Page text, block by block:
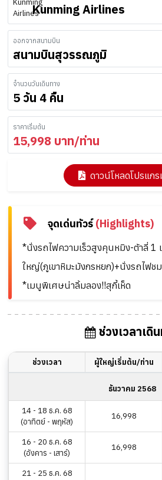
Kunming Airlines
ออกจากสนามบิน
สนามบินสุวรรณภูมิ
จำนวนวันเดินทาง
5 วัน 4 คืน
ราคาเริ่มต้น
15,998 บาท/ท่าน
ดาวน์โหลดโปรแก
จุดเด่นทัวร์(Highlights)
*นั่งรถไฟความเร็วสูงคุนหมิง-ต้าลี่ 1
ใหญ่(ภูเขาหิมะมังกรหยก)+นั่งรถไฟช
*เมนูพิเศษน่าลิ้มลอง!!สุกี้เห็ด
ช่วงเวลาเดิ
ช่วงเวลา ผู้ใหญ่เริ่มต้น/ท่าน
ธันวาคม 2568
14 - 18 ธ.ค. 68
(อาทิตย์ - พฤหัส)
16,998
16 - 20 ธ.ค. 68
(อังคาร - เสาร์)
16,998
21 - 25 ธ.ค. 68